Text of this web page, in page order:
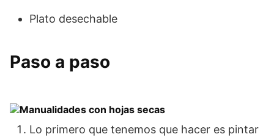
Plato desechable
Paso a paso
Lo primero que tenemos que hacer es pintar